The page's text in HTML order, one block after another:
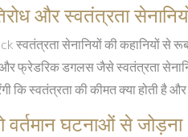
और स्वतंत्रता
स्वतंत्रता सेनानियों की कहानियों
फ्रेडरिक डगलस जैसे स्वतंत्रता
कि स्वतंत्रता की कीमत क्या होती है
वर्तमान घटनाओं से जोड़ना